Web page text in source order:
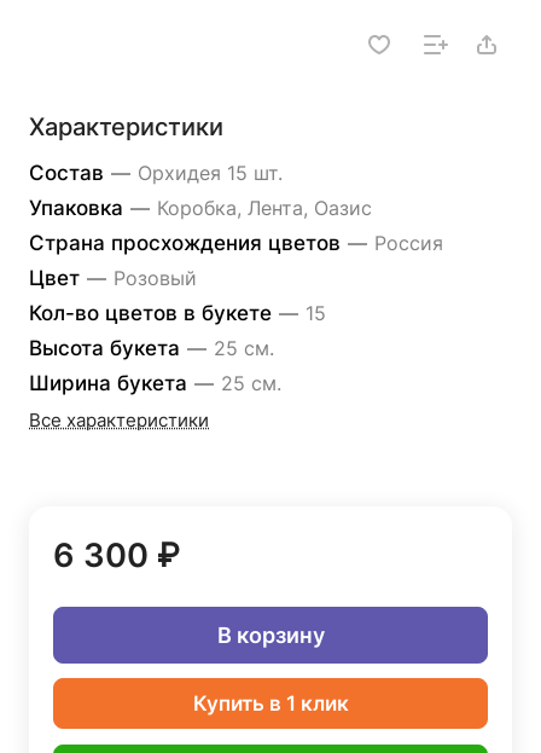
Характеристики
Состав — Орхидея 15 шт.
Упаковка — Коробка, Лента, Оазис
Страна просхождения цветов — Россия
Цвет — Розовый
Кол-во цветов в букете — 15
Высота букета — 25 см.
Ширина букета — 25 см.
Все характеристики
6 300 ₽
В корзину
Купить в 1 клик